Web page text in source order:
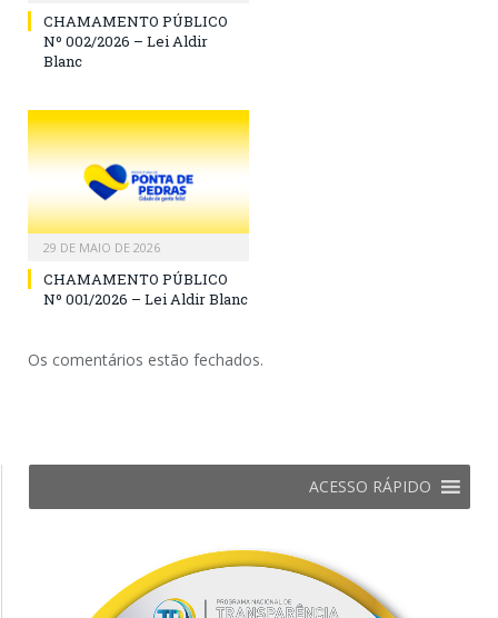
CHAMAMENTO PÚBLICO
Nº 002/2026 – Lei Aldir
Blanc
29 DE MAIO DE 2026
CHAMAMENTO PÚBLICO
Nº 001/2026 – Lei Aldir Blanc
Os comentários estão fechados.
ACESSO RÁPIDO